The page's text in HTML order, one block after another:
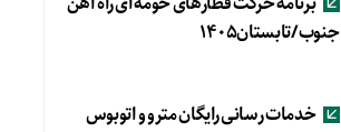
جنوب/تابستان۱۴۰۵
خدمات رسانی رایگان مترو و اتوبوس